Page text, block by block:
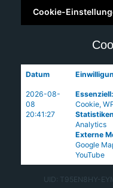
Cookie-
Datum
2026-08-
08
20:41:27
Essenziell:
Cookie,
Statistiken
Analytics
Externe
Google
YouTube
UID: T95EN8HY-